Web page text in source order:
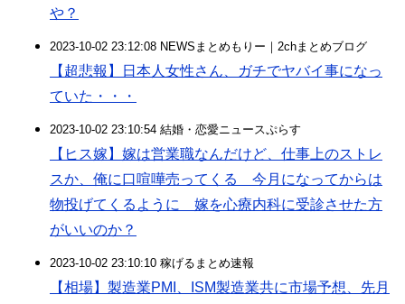
や？
2023-10-02 23:12:08 NEWSまとめもりー｜2chまとめブログ
【超悲報】日本人女性さん、ガチでヤバイ事になっ
ていた・・・
2023-10-02 23:10:54 結婚・恋愛ニュースぷらす
【ヒス嫁】嫁は営業職なんだけど、仕事上のストレ
スか、俺に口喧嘩売ってくる 今月になってからは
物投げてくるように 嫁を心療内科に受診させた方
がいいのか？
2023-10-02 23:10:10 稼げるまとめ速報
【相場】製造業PMI、ISM製造業共に市場予想、先月